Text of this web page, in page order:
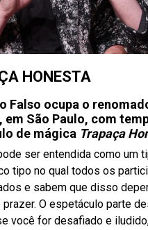
HONESTA
Falso ocupa o
São Paulo, com
de mágica Trapaça
ser entendida como um
tipo no qual todos os
e sabem que disso
O espetáculo parte
você for desafiado e